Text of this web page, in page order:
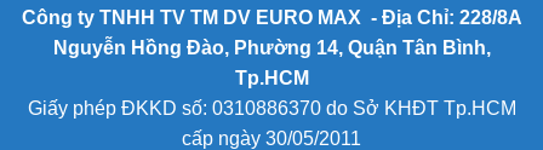
Công ty TNHH TV TM DV EURO MAX - Địa Chỉ: 228/8A
Nguyễn Hồng Đào, Phường 14, Quận Tân Bình,
Tp.HCM
Giấy phép ĐKKD số: 0310886370 do Sở KHĐT Tp.HCM
cấp ngày 30/05/2011